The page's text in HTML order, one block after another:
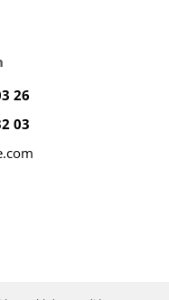
26
03